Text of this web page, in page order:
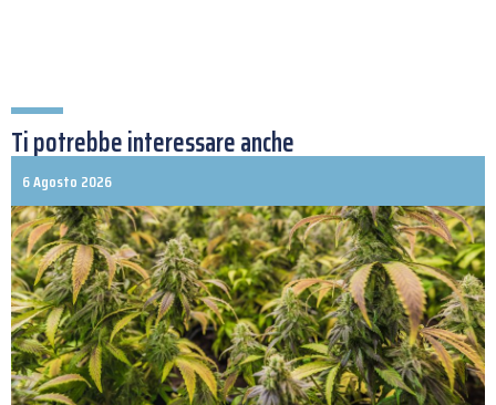
Ti potrebbe interessare anche
6 Agosto 2026